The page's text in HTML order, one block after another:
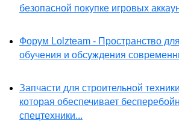
безопасной покупке игровых
Форум Lolzteam - Пространство
обучения и обсуждения
Запчасти для строительной
которая обеспечивает
спецтехники...